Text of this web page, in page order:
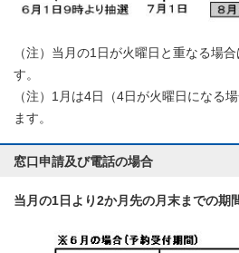
（注）当月の1日が火曜日と重なる場
す。
（注）1月は4日（4日が火曜日になる
ます。
窓口申請及び電話の場合
当月の1日より2か月先の月末までの期